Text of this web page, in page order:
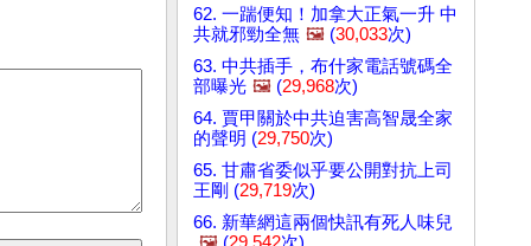
62. 一踹便知！加拿大正氣一升 中
共就邪勁全無 🖼️ (30,033次)
63. 中共插手，布什家電話號碼全
部曝光 🖼️ (29,968次)
64. 賈甲關於中共迫害高智晟全家
的聲明 (29,750次)
65. 甘肅省委似乎要公開對抗上司
王剛 (29,719次)
66. 新華網這兩個快訊有死人味兒
🖼️ (29,542次)